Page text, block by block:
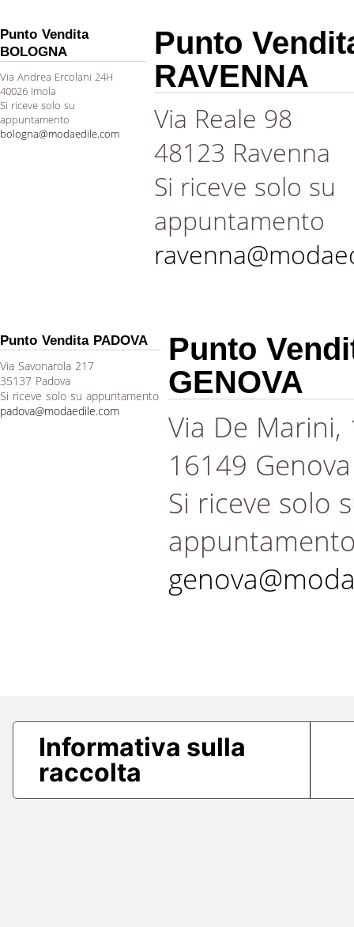
Punto Vendita
BOLOGNA
Via Andrea Ercolani 24H
40026 Imola
Si riceve solo su
appuntamento
bologna@modaedile.com
Punto
RAVENNA
Via Reale 98
48123 Ravenna
Si riceve solo su
appuntamento
Punto Vendita PADOVA
Via Savonarola 217
35137 Padova
Si riceve solo su appuntamento
padova@modaedile.com
Punto
GENOVA
Via De Marini,
16149 Genova
Si riceve solo
Informativa sulla
raccolta